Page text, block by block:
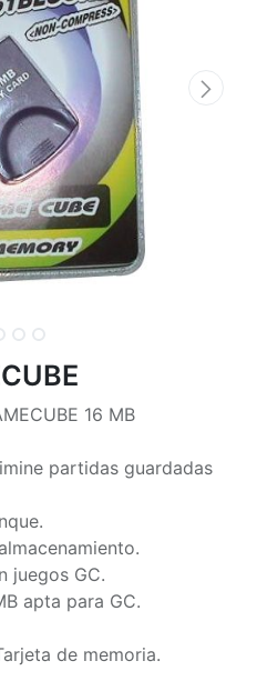
16 MB
partidas guardadas
juegos GC.
apta para GC.
de memoria.